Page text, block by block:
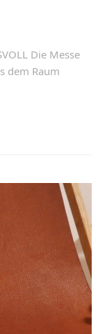
Die Messe
dem Raum